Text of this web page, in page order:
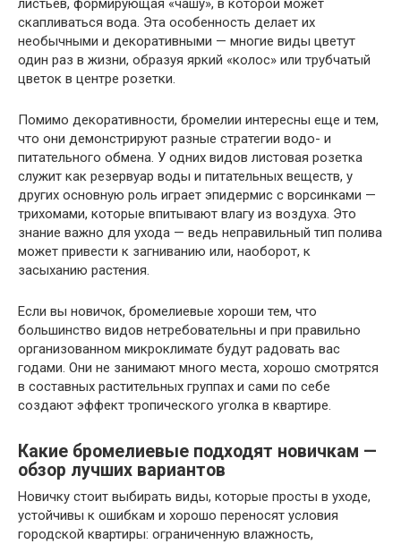
листьев, формирующая «чашу», в которой может
скапливаться вода. Эта особенность делает их
необычными и декоративными — многие виды цветут
один раз в жизни, образуя яркий «колос» или трубчатый
цветок в центре розетки.
Помимо декоративности, бромелии интересны еще и тем,
что они демонстрируют разные стратегии водо- и
питательного обмена. У одних видов листовая розетка
служит как резервуар воды и питательных веществ, у
других основную роль играет эпидермис с ворсинками —
трихомами, которые впитывают влагу из воздуха. Это
знание важно для ухода — ведь неправильный тип полива
может привести к загниванию или, наоборот, к
засыханию растения.
Если вы новичок, бромелиевые хороши тем, что
большинство видов нетребовательны и при правильно
организованном микроклимате будут радовать вас
годами. Они не занимают много места, хорошо смотрятся
в составных растительных группах и сами по себе
создают эффект тропического уголка в квартире.
Какие бромелиевые подходят новичкам —
обзор лучших вариантов
Новичку стоит выбирать виды, которые просты в уходе,
устойчивы к ошибкам и хорошо переносят условия
городской квартиры: ограниченную влажность,